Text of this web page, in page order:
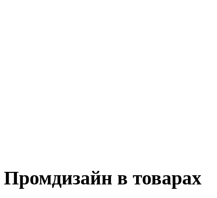
Промдизайн в товарах